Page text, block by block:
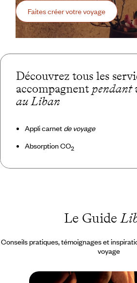
Faites créer votre voyage
Découvrez tous les
accompagnent pendant
au Liban
Appli carnet de voyage
Absorption CO2
Le Guide
Conseils pratiques, témoignages et
voyage